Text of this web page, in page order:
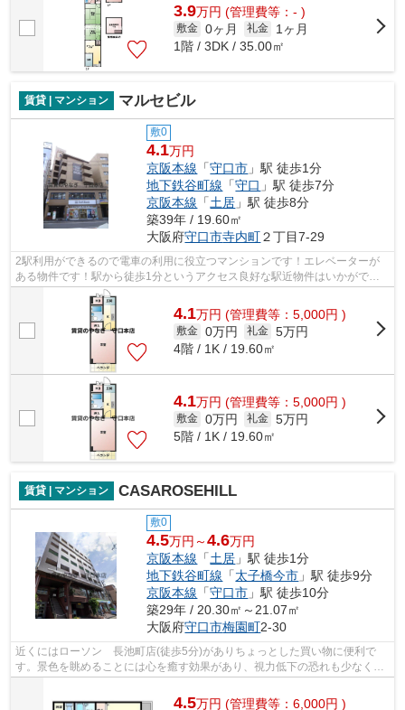
3.9万円 (管理費等：- )
敷金 0ヶ月 礼金
1ヶ月
1階 / 3DK / 35.00㎡
賃貸 | マンション マルセビル
敷0
4.1万円
京阪本線 「守口市 」駅 徒歩1分
地下鉄谷町線 「守口 」駅 徒歩7分
京阪本線 「土居 」駅 徒歩8分
築39年 / 19.60㎡
大阪府守口市寺内町２丁目7-29
2駅利用ができるので電車の利用に役立つマンションです！エレベーターが
ある物件です！駅から徒歩1分というアクセス良好な駅近物件はいかがです
か！守口市で新しい住環境をお探しなら...
4.1万円 (管理費等：5,000円 )
敷金 0万円 礼金 5万円
4階 / 1K / 19.60㎡
4.1万円 (管理費等：5,000円 )
敷金 0万円 礼金 5万円
5階 / 1K / 19.60㎡
賃貸 | マンション CASAROSEHILL
敷0
4.5万円～4.6万円
京阪本線 「土居 」駅 徒歩1分
地下鉄谷町線 「太子橋今市 」駅 徒歩9分
京阪本線 「守口市 」駅 徒歩10分
築29年 / 20.30㎡～21.07㎡
大阪府守口市梅園町2-30
近くにはローソン 長池町店(徒歩5分)がありちょっとした買い物に便利で
す。景色を眺めることには心を癒す効果があり、視力低下の恐れも少なくし
てくれます。周辺に2駅あるので電車通...
4.5万円 (管理費等：6,000円 )